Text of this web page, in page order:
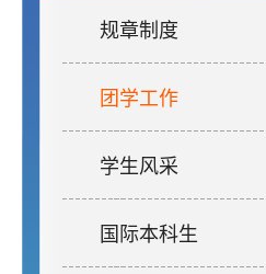
规章制度
团学工作
学生风采
国际本科生